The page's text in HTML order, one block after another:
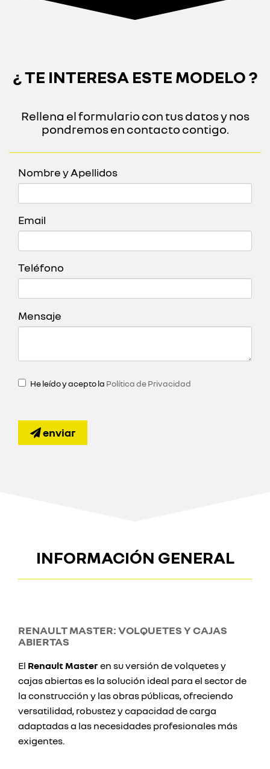
¿ TE INTERESA ESTE MODELO ?
Rellena el formulario con tus datos y nos
pondremos en contacto contigo.
Nombre y Apellidos
Email
Teléfono
Mensaje
He leído y acepto la Política de Privacidad
enviar
INFORMACIÓN GENERAL
RENAULT MASTER: VOLQUETES Y CAJAS
ABIERTAS
El Renault Masteren su versión de volquetes y
cajas abiertas es la solución ideal para el sector de
la construcción y las obras públicas, ofreciendo
versatilidad, robustez y capacidad de carga
adaptadas a las necesidades profesionales más
exigentes.